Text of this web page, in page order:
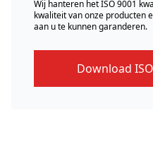
Wij hanteren het ISO 9001
kwaliteit van onze producten
aan u te kunnen garanderen.
Download